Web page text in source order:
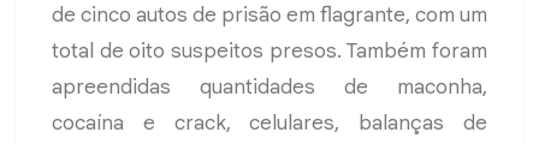
de cinco autos de prisão em flagrante, com um
total de oito suspeitos presos. Também foram
apreendidas quantidades de maconha,
cocaína e crack, celulares, balanças de